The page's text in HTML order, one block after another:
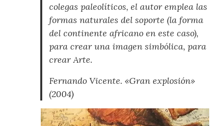
colegas paleolíticos, el autor emplea las
formas naturales del soporte (la forma
del continente africano en este caso),
para crear una imagen simbólica, para
crear Arte.
Fernando Vicente. «Gran explosión»
(2004)